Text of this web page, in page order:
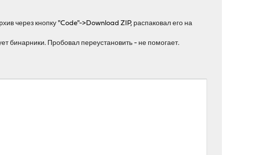
через кнопку "Code"->Download ZIP, распаковал его на
бинарники. Пробовал переустановить - не помогает.